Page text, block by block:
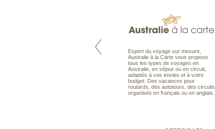
Pacifique à la carte est le spécialiste
Expert du voyage sur mesure,
Australie à la Carte vous propose
tous les types de voyages en
Australie, en séjour ou en circuit,
adaptés à vos envies et à votre
budget. Des vacances pour
routards, des autotours, des circuits
organisés en français ou en anglais.